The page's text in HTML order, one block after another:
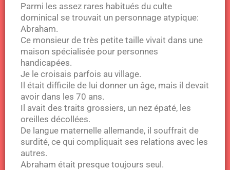
Parmi les assez rares habitués du culte
dominical se trouvait un personnage atypique:
Abraham.
Ce monsieur de très petite taille vivait dans une
maison spécialisée pour personnes
handicapées.
Je le croisais parfois au village.
Il était difficile de lui donner un âge, mais il devait
avoir dans les 70 ans.
Il avait des traits grossiers, un nez épaté, les
oreilles décollées.
De langue maternelle allemande, il souffrait de
surdité, ce qui compliquait ses relations avec les
autres.
Abraham était presque toujours seul.